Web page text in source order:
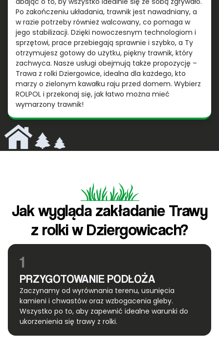
Po zakończeniu układania, trawnik jest nawadniany, a
w razie potrzeby również walcowany, co pomaga w
jego stabilizacji. Dzięki nowoczesnym technologiom i
sprzętowi, prace przebiegają sprawnie i szybko, a Ty
otrzymujesz gotowy do użytku, piękny trawnik, który
zachwyca. Nasze usługi obejmują także propozycję –
Trawa z rolki Dziergowice, idealna dla każdego, kto
marzy o zielonym kawałku raju przed domem. Wybierz
ROLPOL i przekonaj się, jak łatwo można mieć
wymarzony trawnik!
Jak wygląda zakładanie Trawy
z rolki w Dziergowicach?
1
PRZYGOTOWANIE PODŁOŻA
Zaczynamy od wyrównania terenu, usunięcia
kamieni i chwastów oraz wzbogacenia gleby.
Wszystko po to, aby zapewnić idealne warunki do
ukorzenienia się trawy z rolki.